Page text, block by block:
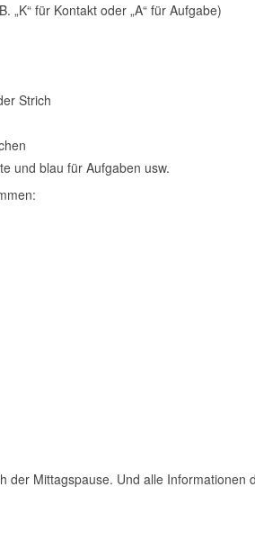
für Kontakt oder „A“ für Aufgabe)
Strich
und blau für Aufgaben usw.
der Mittagspause. Und alle Informationen